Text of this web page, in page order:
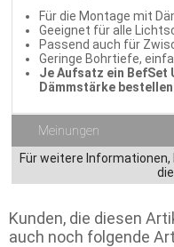
Für die Montage mit
Geeignet für alle
Passend auch für
Geringe Bohrtiefe,
Je Aufsatz ein BefSet
Dämmstärke
Meinungen
Für weitere
Kunden, die diesen
auch noch folgende